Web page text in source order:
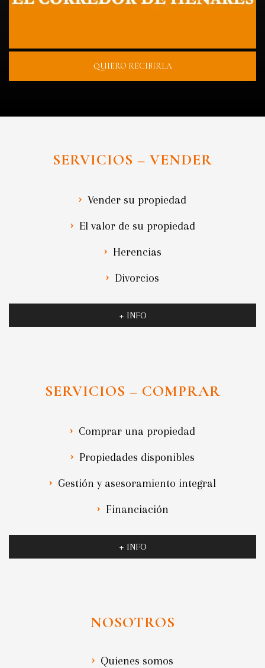
QUIERO RECIBIRLA
SERVICIOS – VENDER
Vender su propiedad
El valor de su propiedad
Herencias
Divorcios
+ INFO
SERVICIOS – COMPRAR
Comprar una propiedad
Propiedades disponibles
Gestión y asesoramiento integral
Financiación
+ INFO
NOSOTROS
Quienes somos